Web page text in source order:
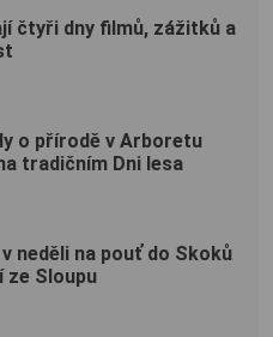
čtyři dny filmů, zážitků a
o přírodě v Arboretu
tradičním Dni lesa
neděli na pouť do Skoků
ze Sloupu